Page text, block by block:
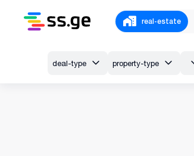
real-estate
deal-type property-type